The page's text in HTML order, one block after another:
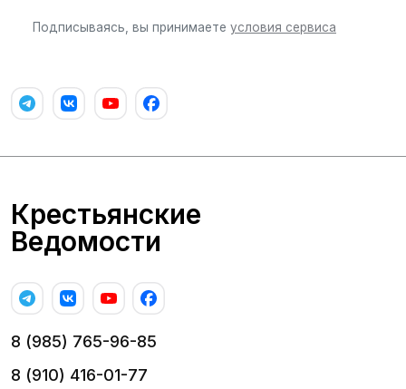
Подписываясь, вы принимаете условия сервиса
Крестьянские
Ведомости
8 (985) 765-96-85
8 (910) 416-01-77